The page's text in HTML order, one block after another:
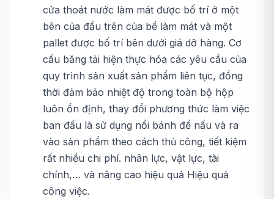
cửa thoát nước làm mát được bố trí ở một
bên của đầu trên của bể làm mát và một
pallet được bố trí bên dưới giá dỡ hàng. Cơ
cấu băng tải hiện thực hóa các yêu cầu của
quy trình sản xuất sản phẩm liên tục, đồng
thời đảm bảo nhiệt độ trong toàn bộ hộp
luôn ổn định, thay đổi phương thức làm việc
ban đầu là sử dụng nồi bánh để nấu và ra
vào sản phẩm theo cách thủ công, tiết kiệm
rất nhiều chi phí. nhân lực, vật lực, tài
chính,… và nâng cao hiệu quả Hiệu quả
công việc.